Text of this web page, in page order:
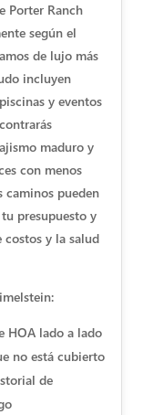
Porter Ranch
según el
de lujo más
incluyen
y eventos
maduro y
con menos
caminos pueden
presupuesto y
y la salud
HOA lado a lado
no está cubierto
de